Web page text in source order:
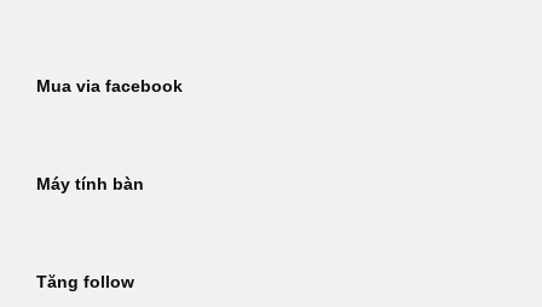
Mua via facebook
Máy tính bàn
Tăng follow